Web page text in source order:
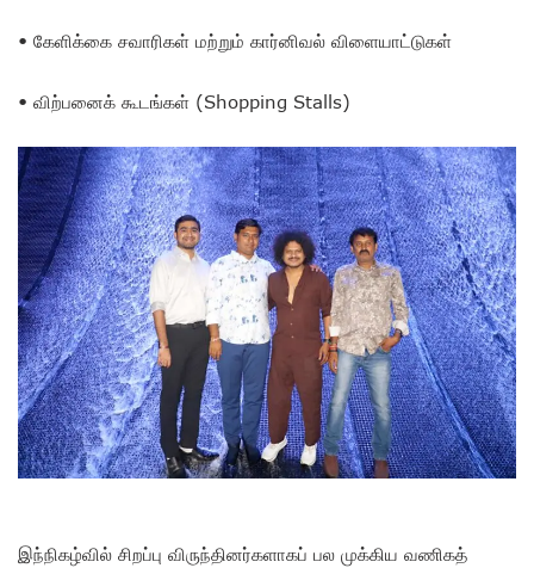
• கேளிக்கை சவாரிகள் மற்றும் கார்னிவல் விளையாட்டுகள்
• விற்பனைக் கூடங்கள் (Shopping Stalls)
இந்நிகழ்வில் சிறப்பு விருந்தினர்களாகப் பல முக்கிய வணிகத்